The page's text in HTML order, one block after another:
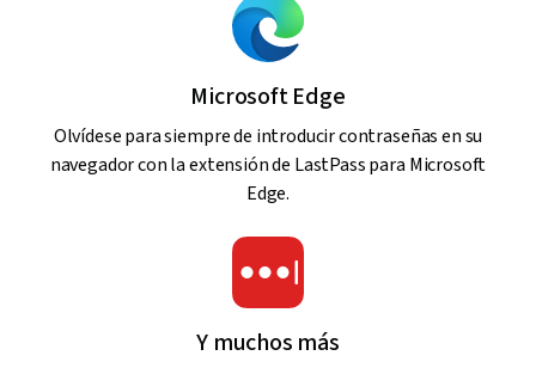
Microsoft Edge
Olvídese para siempre de introducir contraseñas en su
navegador con la extensión de LastPass para Microsoft
Edge.
Y muchos más